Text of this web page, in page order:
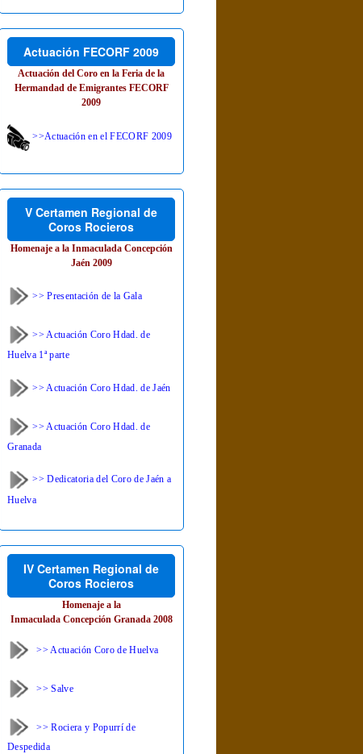
Actuación FECORF 2009
Actuación del Coro en la Feria de la
Hermandad de Emigrantes FECORF
2009
>>Actuación en el FECORF 2009
V Certamen Regional de
Coros Rocieros
Homenaje a la Inmaculada Concepción
Jaén 2009
>> Presentación de la Gala
>> Actuación Coro Hdad. de
Huelva 1ª parte
>> Actuación Coro Hdad. de Jaén
>> Actuación Coro Hdad. de
Granada
>> Dedicatoria del Coro de Jaén a
Huelva
IV Certamen Regional de
Coros Rocieros
Homenaje a la
Inmaculada Concepción Granada 2008
>> Actuación Coro de Huelva
>> Salve
>> Rociera y Popurrí de
Despedida